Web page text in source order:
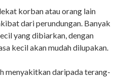
korban atau orang lain
dari perundungan. Banyak
yang dibiarkan, dengan
kecil akan mudah dilupakan.
menyakitkan daripada terang-